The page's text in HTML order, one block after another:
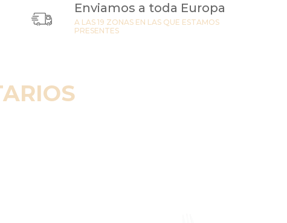
Enviamos a toda Europa
A LAS 19 ZONAS EN LAS QUE ESTAMOS
PRESENTES